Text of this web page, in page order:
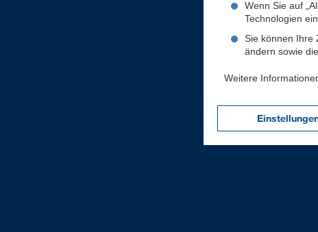
Wenn Sie auf
Technologien ein.
Sie können Ihre
ändern sowie
Weitere